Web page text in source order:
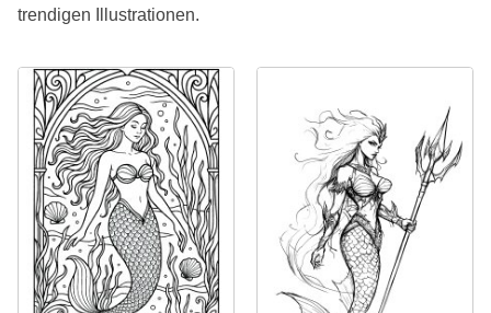
trendigen Illustrationen.